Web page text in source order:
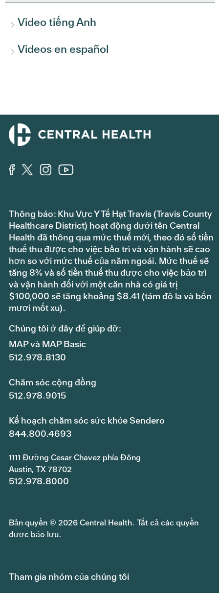
Video tiếng Anh
Videos en español
Thông báo: Khu Vực Y Tế Hạt Travis (Travis County
Healthcare District) hoạt động dưới tên Central
Health đã thông qua mức thuế mới, theo đó số tiền
thuế thu được cho việc bảo trì và vận hành sẽ cao
hơn so với mức thuế của năm ngoái. Mức thuế sẽ
tăng 8% và số tiền thuế thu được cho việc bảo trì
và vận hành đối với một căn nhà có giá trị
$100,000 sẽ tăng khoảng $8.41 (tám đô la và bốn
mươi mốt xu).
Chúng tôi ở đây để giúp đỡ:
MAP và MAP Basic
512.978.8130
Chăm sóc cộng đồng
512.978.9015
Kế hoạch chăm sóc sức khỏe Sendero
844.800.4693
1111 Đường Cesar Chavez phía Đông
Austin, TX 78702
512.978.8000
Bản quyền © 2026 Central Health. Tất cả các quyền
được bảo lưu.
Tham gia nhóm của chúng tôi